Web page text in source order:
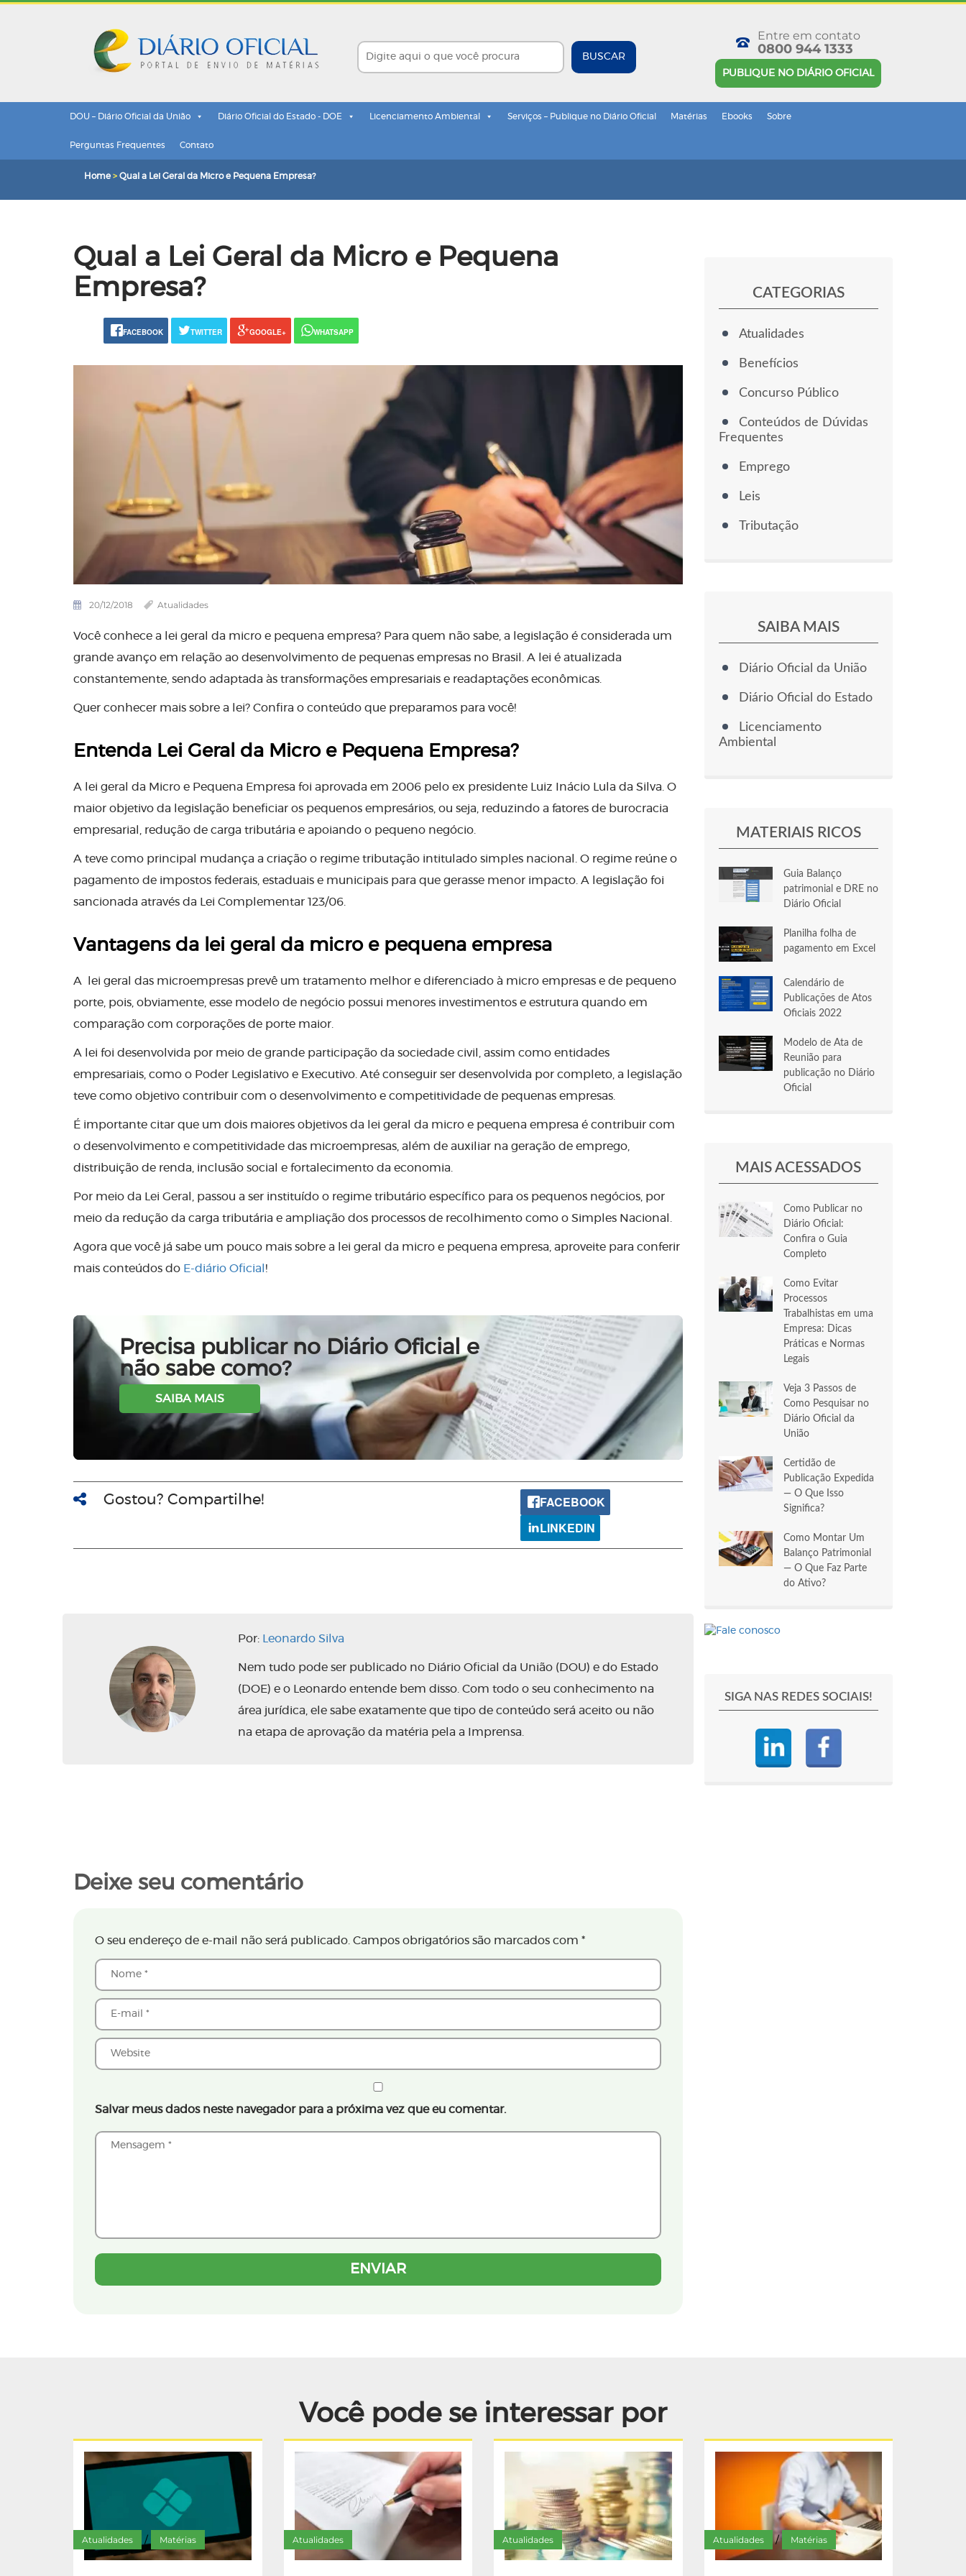
BUSCAR
Entre em contato
0800 944 1333
PUBLIQUE NO DIÁRIO OFICIAL
DOU – Diário Oficial da União Diário Oficial do Estado - DOE Licenciamento Ambiental Serviços – Publique no Diário Oficial Matérias Ebooks Sobre
Perguntas Frequentes Contato
Home > Qual a Lei Geral da Micro e Pequena Empresa?
Qual a Lei Geral da Micro e Pequena
Empresa?
FACEBOOK TWITTER GOOGLE+ WHATSAPP
20/12/2018 Atualidades
Você conhece a
lei geral da micro e pequena empresa? Para quem não sabe, a legislação é considerada um
grande avanço em relação ao desenvolvimento de pequenas empresas no Brasil. A lei é atualizada
constantemente, sendo adaptada às transformações empresariais e readaptações econômicas.
Quer conhecer mais sobre a lei? Confira o conteúdo que preparamos para você!
Entenda Lei Geral da Micro e Pequena Empresa?
A lei geral da Micro e Pequena Empresa foi aprovada em 2006 pelo ex presidente Luiz Inácio Lula da Silva. O
maior objetivo da legislação beneficiar os pequenos empresários, ou seja, reduzindo a fatores de burocracia
empresarial, redução de carga tributária e apoiando o pequeno negócio.
A teve como principal mudança a criação o regime tributação intitulado simples nacional. O regime reúne o
pagamento de impostos federais, estaduais e municipais para que gerasse menor impacto. A legislação foi
sancionada através da Lei Complementar 123/06.
Vantagens da lei geral da micro e pequena empresa
A lei geral das microempresas prevê um tratamento melhor e diferenciado à micro empresas e de pequeno
porte, pois, obviamente, esse modelo de negócio possui menores investimentos e estrutura quando em
comparação com corporações de porte maior.
A lei foi desenvolvida por meio de grande participação da sociedade civil, assim como entidades
empresariais, como o Poder Legislativo e Executivo. Até conseguir ser desenvolvida por completo, a legislação
teve como objetivo contribuir com o desenvolvimento e competitividade de pequenas empresas.
É importante citar que um dois maiores objetivos da lei geral da micro e pequena empresa é contribuir com
o desenvolvimento e competitividade das microempresas, além de auxiliar na geração de emprego,
distribuição de renda, inclusão social e fortalecimento da economia.
Por meio da Lei Geral, passou a ser instituído o regime tributário específico para os pequenos negócios, por
meio da redução da carga tributária e ampliação dos processos de recolhimento como o Simples Nacional.
Agora que você já sabe um pouco mais sobre a lei geral da micro e pequena empresa, aproveite para conferir
mais conteúdos do E-diário Oficial !
Precisa publicar no Diário Oficial e
não sabe como?
SAIBA MAIS
Gostou? Compartilhe!
FACEBOOK
LINKEDIN
Por: Leonardo Silva
Nem tudo pode ser publicado no Diário Oficial da União (DOU) e do Estado
(DOE) e o Leonardo entende bem disso. Com todo o seu conhecimento na
área jurídica, ele sabe exatamente que tipo de conteúdo será aceito ou não
na etapa de aprovação da matéria pela a Imprensa.
Deixe seu comentário
O seu endereço de e-mail não será publicado. Campos obrigatórios são marcados com *
Salvar meus dados neste navegador para a próxima vez que eu comentar.
CATEGORIAS
Atualidades
Benefícios
Concurso Público
Conteúdos de Dúvidas
Frequentes
Emprego
Leis
Tributação
SAIBA MAIS
Diário Oficial da União
Diário Oficial do Estado
Licenciamento
Ambiental
MATERIAIS RICOS
Guia Balanço
patrimonial e DRE no
Diário Oficial
Planilha folha de
pagamento em Excel
Calendário de
Publicações de Atos
Oficiais 2022
Modelo de Ata de
Reunião para
publicação no Diário
Oficial
MAIS ACESSADOS
Como Publicar no
Diário Oficial:
Confira o Guia
Completo
Como Evitar
Processos
Trabalhistas em uma
Empresa: Dicas
Práticas e Normas
Legais
Veja 3 Passos de
Como Pesquisar no
Diário Oficial da
União
Certidão de
Publicação Expedida
— O Que Isso
Significa?
Como Montar Um
Balanço Patrimonial
— O Que Faz Parte
do Ativo?
SIGA NAS REDES SOCIAIS!
Você pode se interessar por
Atualidades / Matérias Atualidades Atualidades Atualidades / Matérias